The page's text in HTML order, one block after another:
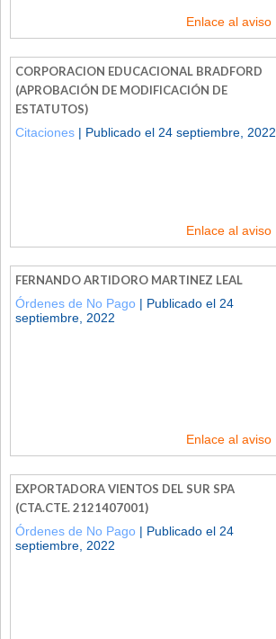
Enlace al aviso
CORPORACION EDUCACIONAL BRADFORD
(APROBACIÓN DE MODIFICACIÓN DE
ESTATUTOS)
Citaciones | Publicado el 24 septiembre, 2022
Enlace al aviso
FERNANDO ARTIDORO MARTINEZ LEAL
Órdenes de No Pago | Publicado el 24
septiembre, 2022
Enlace al aviso
EXPORTADORA VIENTOS DEL SUR SPA
(CTA.CTE. 2121407001)
Órdenes de No Pago | Publicado el 24
septiembre, 2022